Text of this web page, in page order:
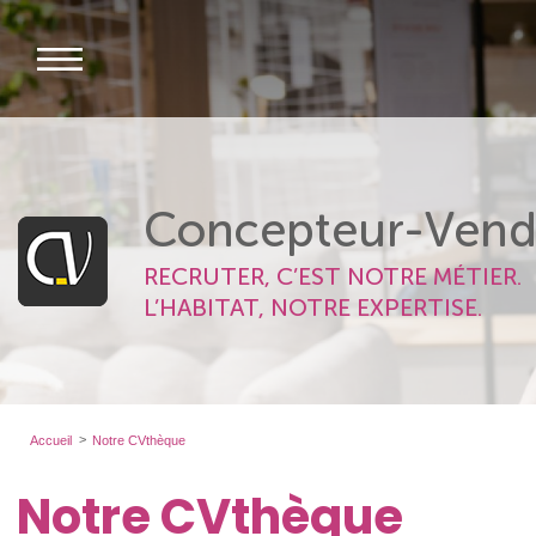
Concepteur-
RECRUTER, C’EST NOTRE MÉTIER.
L’HABITAT, NOTRE EXPERTISE.
Accueil Notre CVthèque
Notre CVthèque